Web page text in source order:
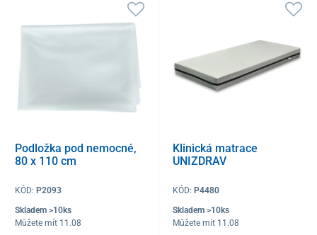
Podložka pod nemocné,
80 x 110 cm
KÓD: P2093
Skladem >10ks
Můžete mít 11.08
Klinická matrace
UNIZDRAV
KÓD: P4480
Skladem >10ks
Můžete mít 11.08